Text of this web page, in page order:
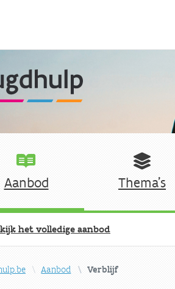
Aanbod Thema's
het volledige aanbod
Aanbod Verblijf